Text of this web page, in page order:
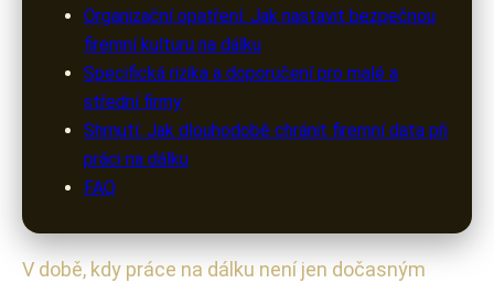
Organizační opatření: Jak nastavit bezpečnou
firemní kulturu na dálku
Specifická rizika a doporučení pro malé a
střední firmy
Shrnutí: Jak dlouhodobě chránit firemní data při
práci na dálku
FAQ
V době, kdy práce na dálku není jen dočasným